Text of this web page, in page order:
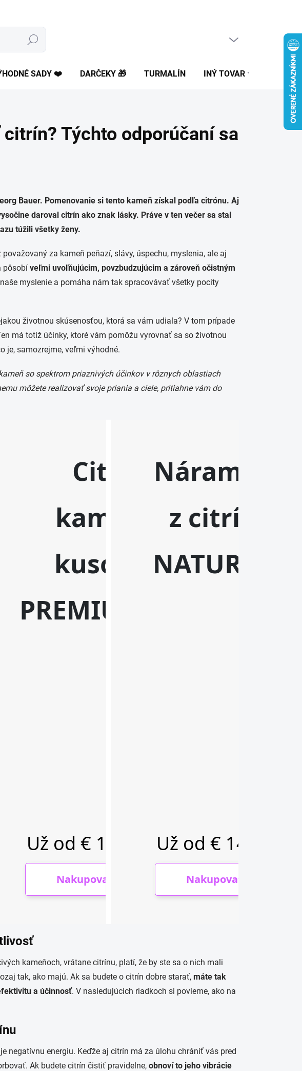
Hľadať
SADY ❤️ DARČEKY 🎁 TURMALÍN INÝ TOVAR
Týchto odporúčaní sa
Bauer. Pomenovanie si tento kameň získal podľa citrónu. Aj
daroval citrín ako znak lásky. Práve v ten večer sa stal
túžili všetky ženy.
za kameň peňazí, slávy, úspechu, myslenia, ale aj
pôsobí veľmi uvoľňujúcim, povzbudzujúcim a zároveň očistným
myslenie a pomáha nám tak spracovávať všetky pocity
životnou skúsenosťou, ktorá sa vám udiala? V tom prípade
má totiž účinky, ktoré vám pomôžu vyrovnať sa so životnou
je, samozrejme, veľmi výhodné.
so spektrom priaznivých účinkov v rôznych oblastiach
môžete realizovať svoje priania a ciele, pritiahne vám do
kameňoch, vrátane citrínu, platí, že by ste sa o nich mali
tak, ako majú. Ak sa budete o citrín dobre starať, máte tak
a účinnosť. V nasledujúcich riadkoch si povieme, ako na
negatívnu energiu. Keďže aj citrín má za úlohu chrániť vás pred
Ak budete citrín čistiť pravidelne, obnoví to jeho vibrácie